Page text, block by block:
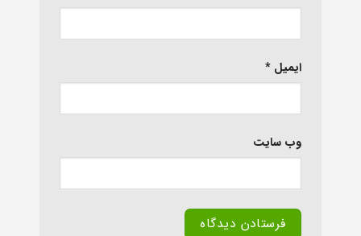
ایمیل *
وب‌ سایت